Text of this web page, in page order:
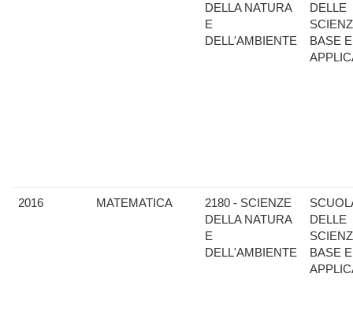
DELLA NATURA
E
DELL'AMBIENTE
DELLE
BASE E
2016 MATEMATICA
2180 - SCIENZE
DELLA NATURA
E
DELL'AMBIENTE
DELLE
BASE E